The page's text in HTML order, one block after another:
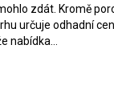
zdát. Kromě
určuje odhadní
nabídka…